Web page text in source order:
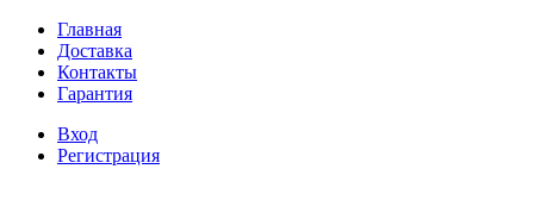
Главная
Доставка
Контакты
Гарантия
Вход
Регистрация